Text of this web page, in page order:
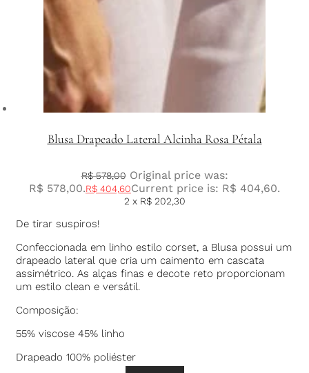
Blusa Drapeado Lateral Alcinha Rosa Pétala
R$578,00 Original price was:
R$ 578,00.R$ 404,60Current price is: R$ 404,60.
2 x R$202,30
De tirar suspiros!
Confeccionada em linho estilo corset, a Blusa possui um
drapeado lateral que cria um caimento em cascata
assimétrico. As alças finas e decote reto proporcionam
um estilo clean e versátil.
Composição:
55% viscose 45% linho
Drapeado 100% poliéster